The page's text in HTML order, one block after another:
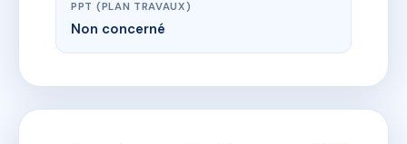
PPT (PLAN TRAVAUX)
Non concerné